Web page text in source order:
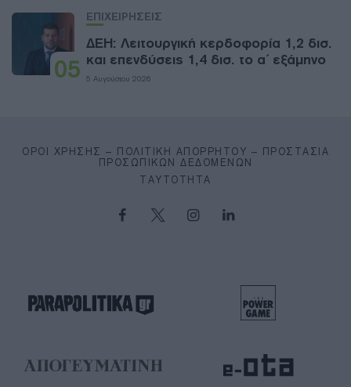
05
ΕΠΙΧΕΙΡΗΣΕΙΣ
ΔΕΗ: Λειτουργική κερδοφορία 1,2 δισ.
και επενδύσεις 1,4 δισ. το α΄ εξάμηνο
5 Αυγούστου 2026
ΌΡΟΙ ΧΡΉΣΗΣ – ΠΟΛΙΤΙΚΉ ΑΠΟΡΡΉΤΟΥ – ΠΡΟΣΤΑΣΊΑ
ΠΡΟΣΩΠΙΚΏΝ ΔΕΔΟΜΈΝΩΝ
ΤΑΥΤΌΤΗΤΑ